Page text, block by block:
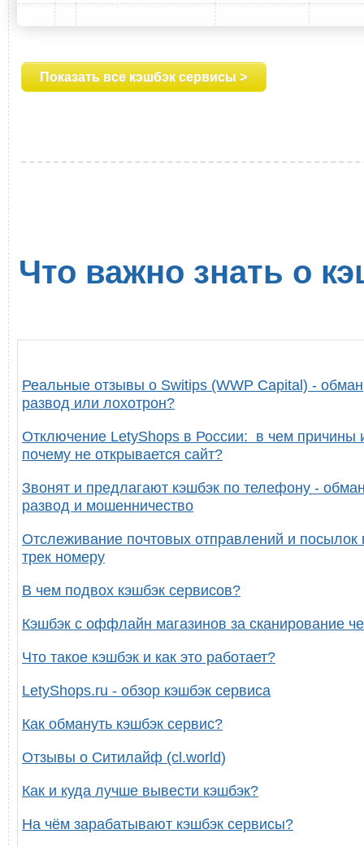
Показать все кэшбэк сервисы >
Что важно знать о
Реальные отзывы о Switips (WWP Capital) -
развод или лохотрон?
Отключение LetyShops в России: в чем причины
почему не открывается сайт?
Звонят и предлагают кэшбэк по телефону -
развод и мошенничество
Отслеживание почтовых отправлений и посылок
трек номеру
В чем подвох кэшбэк сервисов?
Кэшбэк с оффлайн магазинов за сканирование
Что такое кэшбэк и как это работает?
LetyShops.ru - обзор кэшбэк сервиса
Как обмануть кэшбэк сервис?
Отзывы о Ситилайф (cl.world)
Как и куда лучше вывести кэшбэк?
На чём зарабатывают кэшбэк сервисы?